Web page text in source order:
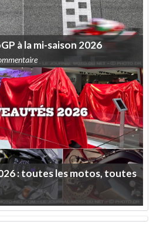
àlami-saison 2026
:touteslesmotos,toutes